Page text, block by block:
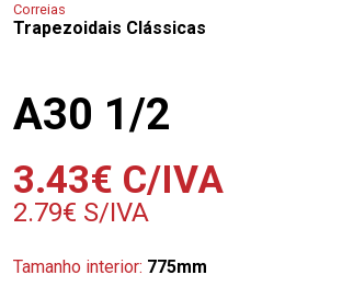
Correias
Trapezoidais Clássicas
A30 1/2
3.43€ C/IVA
2.79€ S/IVA
Tamanho interior: 775mm